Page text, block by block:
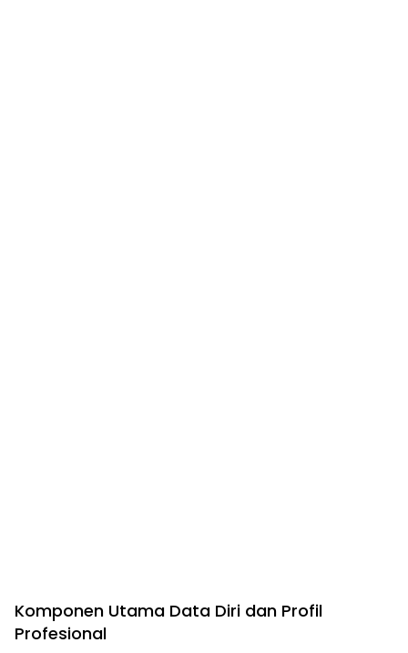
Komponen Utama Data Diri dan Profil
Profesional